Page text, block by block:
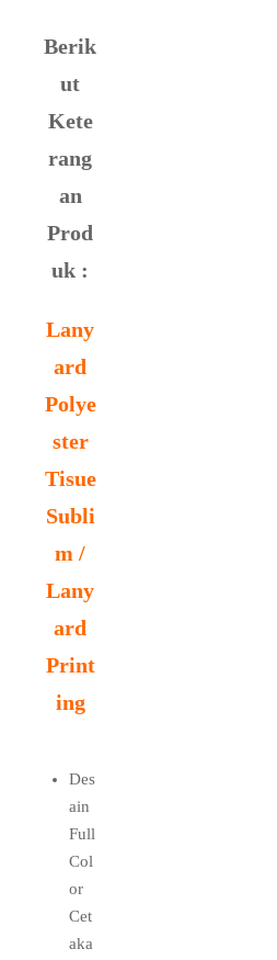
Berik
ut
Kete
rang
an
Prod
uk :
Lany
ard
Polye
ster
Tisue
Subli
m /
Lany
ard
Print
ing
Des
ain
Full
Col
or
Cet
aka